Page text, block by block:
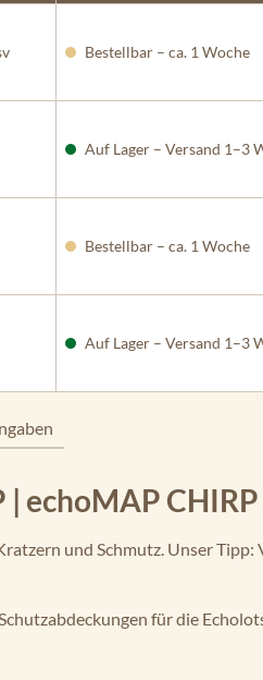
Bestellbar – ca. 1 Woche
Auf Lager – Versand 1–3
Bestellbar – ca. 1 Woche
Auf Lager – Versand 1–3
echoMAP CHIRP
und Schmutz. Unser
für die